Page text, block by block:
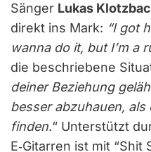
Sänger Lukas
direkt ins Mark: “I got
wanna do it, but I’m a
die beschriebene
deiner Beziehung
besser abzuhauen,
finden.“ Unterstützt
E‑Gitarren ist mit “Shit